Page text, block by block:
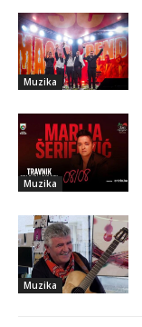
Muzika
Muzika
Muzika